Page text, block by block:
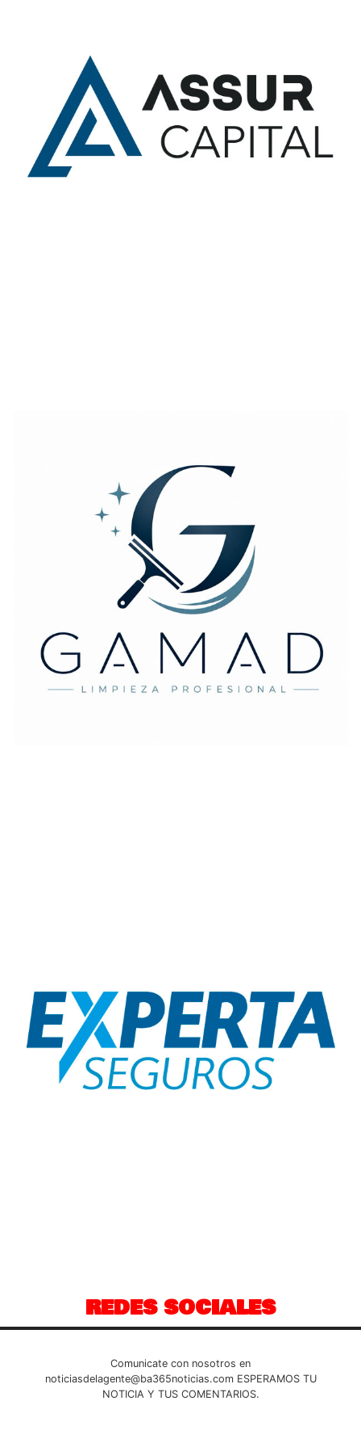
REDES SOCIALES
Comunicate con nosotros en
noticiasdelagente@ba365noticias.comESPERAMOS TU
NOTICIA Y TUS COMENTARIOS.